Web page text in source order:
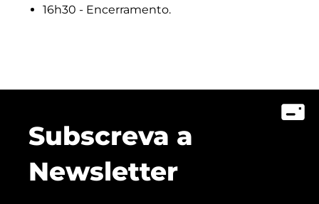
16h30 - Encerramento.
Subscreva a
Newsletter